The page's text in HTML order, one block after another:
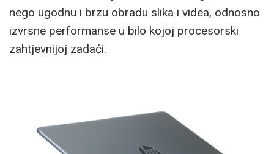
nego ugodnu i brzu obradu slika i videa, odnosno
izvrsne performanse u bilo kojoj procesorski
zahtjevnijoj zadaći.